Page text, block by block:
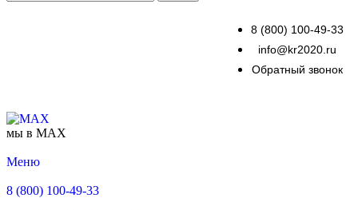
8 (800) 100-49-33
info@kr2020.ru
Обратный звонок
мы в MAX
Меню
8 (800) 100-49-33